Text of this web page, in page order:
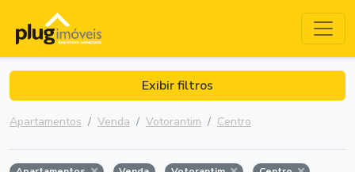
Exibir filtros
Apartamentos Venda Votorantim Centro